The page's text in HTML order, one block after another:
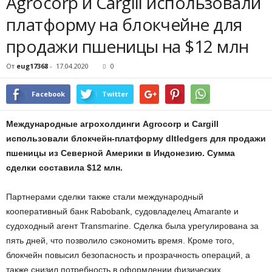
платформу на блокчейне для
продажи пшеницы на $12 млн
От eug17368 - 17.04.2020 0
Facebook Twitter
Международные агрохолдинги Agrocorp и Cargill
использовали блокчейн-платформу dltledgers для продажи
пшеницы из Северной Америки в Индонезию. Сумма
сделки составила $12 млн.
Партнерами сделки также стали международный
кооперативный банк Rabobank, судовладелец Amarante и
судоходный агент Transmarine. Сделка была урегулирована за
пять дней, что позволило сэкономить время. Кроме того,
блокчейн повысил безопасность и прозрачность операций, а
также снизил потребность в оформлении физических